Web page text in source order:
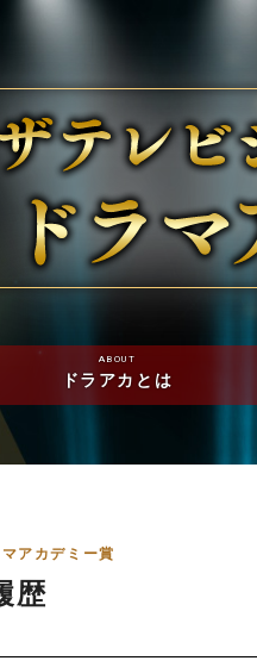
ABOUT
ドラアカとは
アカデミー賞
歴